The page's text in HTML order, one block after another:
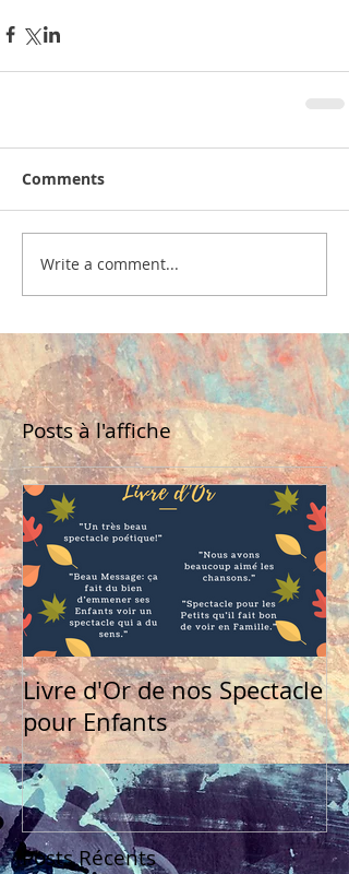
Comments
Write a comment...
Posts à l'affiche
Livre d'Or de nos Spectacle
pour Enfants
Posts Récents